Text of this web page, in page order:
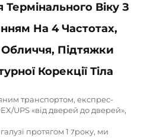
Віку З
На 4 Частотах,
Обличчя, Підтяжки
Корекції Тіла
транспортом, експрес-
UPS «від дверей до дверей»,
протягом 1 7року, ми